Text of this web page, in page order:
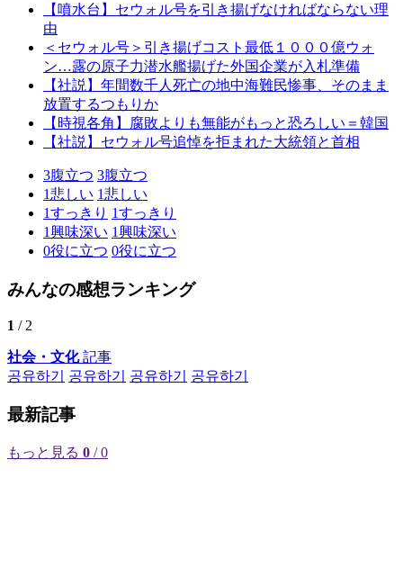
【噴水台】セウォル号を引き揚げなければならない理
由
＜セウォル号＞引き揚げコスト最低１０００億ウォ
ン…露の原子力潜水艦揚げた外国企業が入札準備
【社説】年間数千人死亡の地中海難民惨事、そのまま
放置するつもりか
【時視各角】腐敗よりも無能がもっと恐ろしい＝韓国
【社説】セウォル号追悼を拒まれた大統領と首相
3腹立つ 3腹立つ
1悲しい 1悲しい
1すっきり 1すっきり
1興味深い 1興味深い
0役に立つ 0役に立つ
みんなの感想ランキング
1 / 2
社会・文化記事
공유하기
공유하기 공유하기 공유하기
最新記事
もっと見る 0 / 0